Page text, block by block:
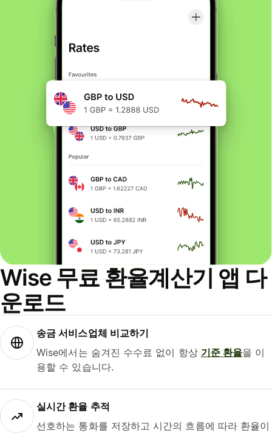
Wise 무료 환율계산기 앱 다
운로드
송금 서비스업체 비교하기
Wise에서는 숨겨진 수수료 없이 항상 기준 환율을 이
용할 수 있습니다.
실시간 환율 추적
선호하는 통화를 저장하고 시간의 흐름에 따라 환율이